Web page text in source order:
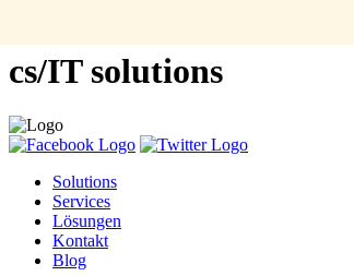
cs/IT solutions
Solutions
Services
Lösungen
Kontakt
Blog